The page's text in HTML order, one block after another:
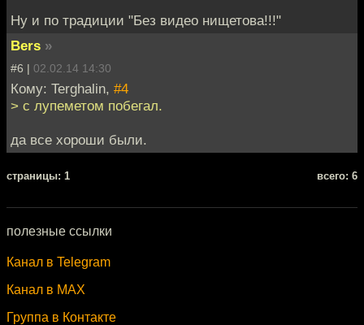
Ну и по традиции "Без видео нищетова!!!"
Bers »
#6 | 02.02.14 14:30
Кому: Terghalin, #4
> с лупеметом побегал.
да все хороши были.
cтраницы: 1 всего: 6
полезные ссылки
Канал в Telegram
Канал в MAX
Группа в Контакте